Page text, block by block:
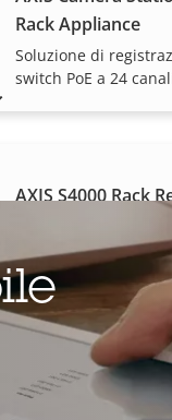
Rack Appliance
Soluzione di
switch PoE a 24
AXIS S4000 Rack
Registratore rack 1U
per nuove